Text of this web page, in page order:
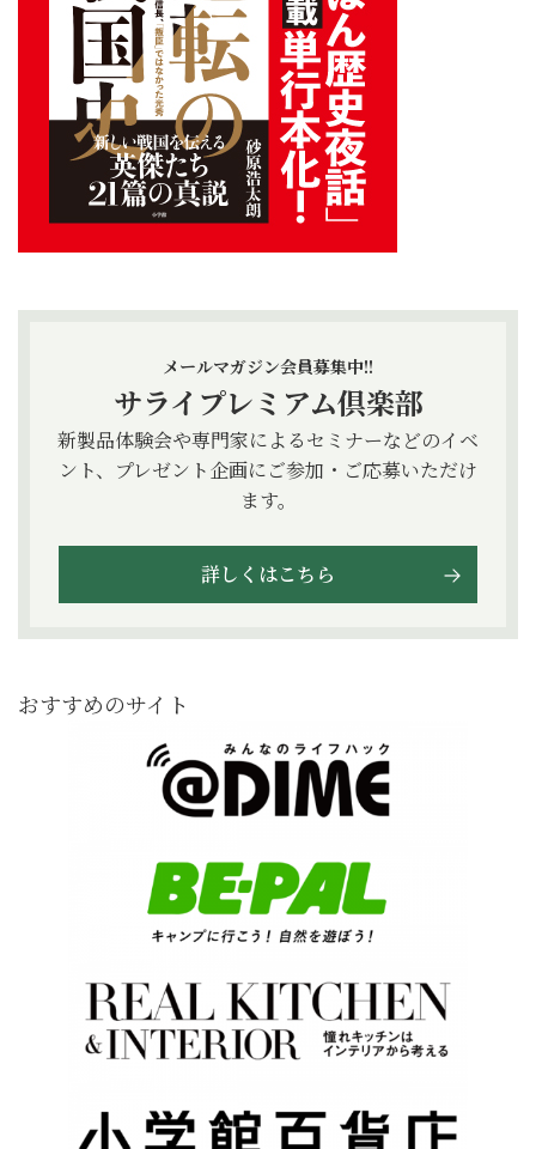
メールマガジン会員募集中!!
サライプレミアム倶楽部
新製品体験会や専門家によるセミナーなどのイベ
ント、プレゼント企画にご参加・ご応募いただけ
ます。
詳しくはこちら
おすすめのサイト